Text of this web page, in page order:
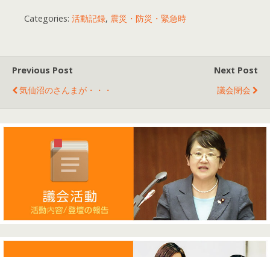
Categories: 活動記録, 震災・防災・緊急時
Previous Post
気仙沼のさんまが・・・
Next Post
議会閉会